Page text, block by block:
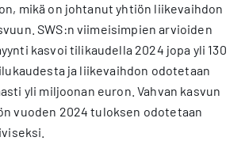
mikä on johtanut yhtiön liikevaihdon
SWS:n viimeisimpien arvioiden
kasvoi tilikaudella 2024 jopa yli 130
ja liikevaihdon odotetaan
yli miljoonan euron. Vahvan kasvun
vuoden 2024 tuloksen odotetaan